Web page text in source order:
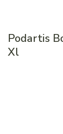
Podartis
Xl